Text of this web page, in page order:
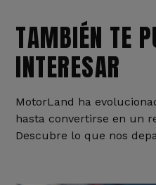
TAMBIÉN TE
INTERESAR
MotorLand ha
hasta convertirse en un
Descubre lo que nos